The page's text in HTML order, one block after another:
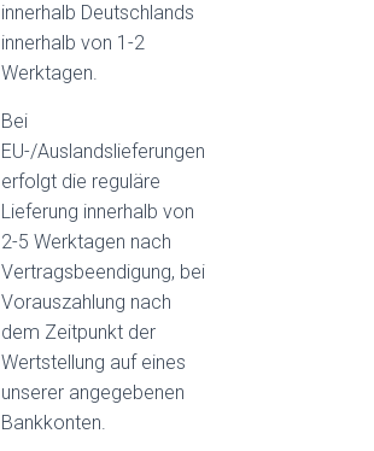
innerhalb Deutschlands
innerhalb von 1-2
Werktagen.
Bei
EU-/Auslandslieferungen
erfolgt die reguläre
Lieferung innerhalb von
2-5 Werktagen nach
Vertragsbeendigung, bei
Vorauszahlung nach
dem Zeitpunkt der
Wertstellung auf eines
unserer angegebenen
Bankkonten.